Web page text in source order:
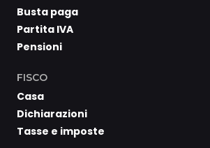
Busta paga
Partita IVA
Pensioni
FISCO
Casa
Dichiarazioni
Tasse e imposte